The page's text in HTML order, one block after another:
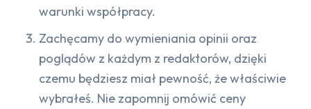
warunki współpracy.
Zachęcamy do wymieniania opinii oraz
poglądów z każdym z redaktorów, dzięki
czemu będziesz miał pewność, że właściwie
wybrałeś. Nie zapomnij omówić ceny